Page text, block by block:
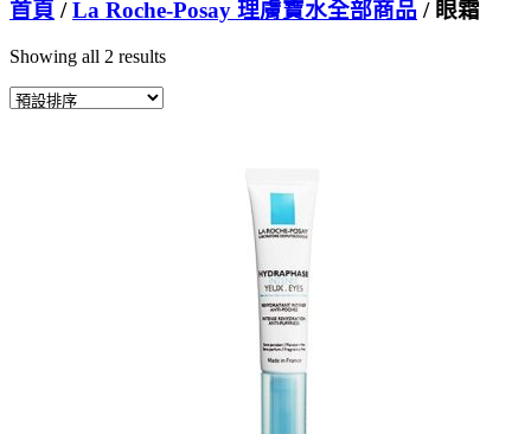
首頁 /La Roche-Posay 理膚寶水全部商品 / 眼霜
Showing all 2 results